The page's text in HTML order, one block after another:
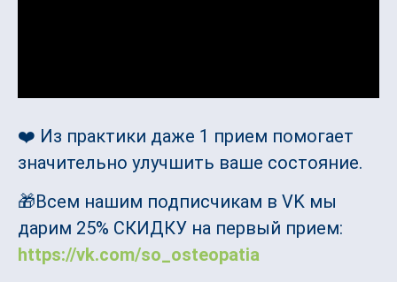
❤️ Из практики даже 1 прием помогает
значительно улучшить ваше состояние.
🎁Всем нашим подписчикам в VK мы
дарим 25% СКИДКУ на первый прием:
https://vk.com/so_osteopatia